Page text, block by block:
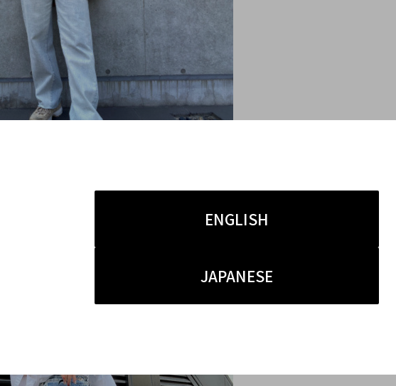
ENGLISH
JAPANESE
に欠かせない
ルに」というコンセプトのもと誕生しました。
に女性らしさや品を感じるデザインが魅力で、幅広い世代の女性から
デザイン性が魅力的です。
ン マルジェラ